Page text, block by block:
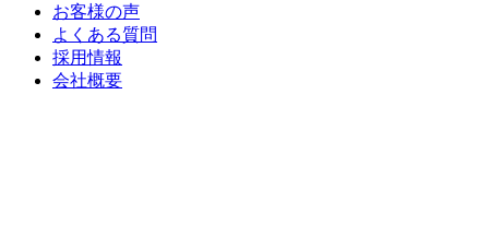
お客様の声
よくある質問
採用情報
会社概要